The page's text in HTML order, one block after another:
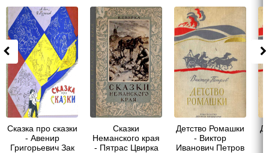
Сказка про сказки
- Авенир
Григорьевич Зак
Сказки
Неманского края
- Пятрас Цвирка
Детство Ромашки
- Виктор
Иванович Петров